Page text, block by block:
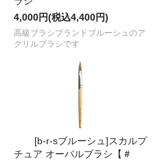
4,000円(税込4,400円)
高級ブラシブランドブルーシュのア
クリルブラシです
[b-r-sブルーシュ]スカルプ
チュア オーバルブラシ【＃